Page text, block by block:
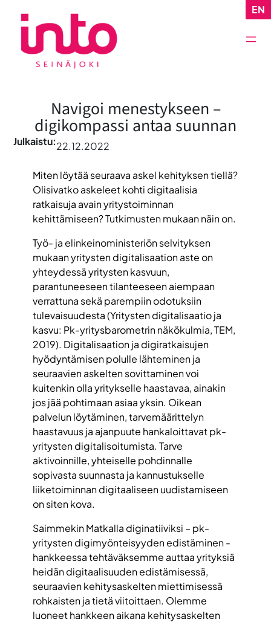
sisältöön
EN
Navigoi menestykseen –
digikompassi antaa suunnan
Julkaistu:22.12.2022
Miten löytää seuraava askel kehityksen tiellä?
Olisivatko askeleet kohti digitaalisia
ratkaisuja avain yritystoiminnan
kehittämiseen? Tutkimusten mukaan näin on.
Työ- ja elinkeinoministeriön selvityksen
mukaan yritysten digitalisaation aste on
yhteydessä yritysten kasvuun,
parantuneeseen tilanteeseen aiempaan
verrattuna sekä parempiin odotuksiin
tulevaisuudesta (Yritysten digitalisaatio ja
kasvu: Pk-yritysbarometrin näkökulmia, TEM,
2019). Digitalisaation ja digiratkaisujen
hyödyntämisen polulle lähteminen ja
seuraavien askelten sovittaminen voi
kuitenkin olla yritykselle haastavaa, ainakin
jos jää pohtimaan asiaa yksin. Oikean
palvelun löytäminen, tarvemäärittelyn
haastavuus ja ajanpuute hankaloittavat pk-
yritysten digitalisoitumista. Tarve
aktivoinnille, yhteiselle pohdinnalle
sopivasta suunnasta ja kannustukselle
liiketoiminnan digitaaliseen uudistamiseen
on siten kova.
Saimmekin Matkalla diginatiiviksi – pk-
yritysten digimyönteisyyden edistäminen -
hankkeessa tehtäväksemme auttaa yrityksiä
heidän digitaalisuuden edistämisessä,
seuraavien kehitysaskelten miettimisessä
rohkaisten ja tietä viitoittaen. Olemme
luoneet hankkeen aikana kehitysaskelten